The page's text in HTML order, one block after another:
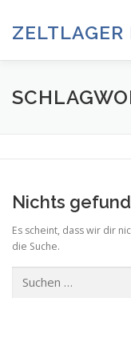
springen
ZELTLAGER 2026
ANMELDUNG &
IMPRESSUM
Nichts
Es scheint, dass wir dir
die Suche.
nach: